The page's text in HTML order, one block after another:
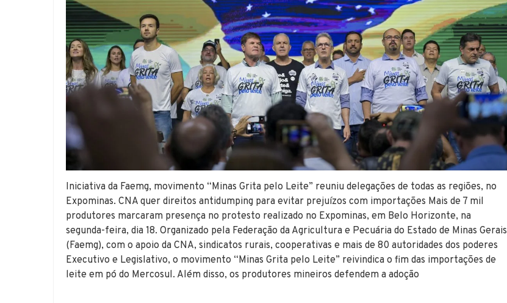
Iniciativa da Faemg, movimento “Minas Grita pelo Leite” reuniu delegações de todas as regiões, no
Expominas. CNA quer direitos antidumping para evitar prejuízos com importações Mais de 7 mil
produtores marcaram presença no protesto realizado no Expominas, em Belo Horizonte, na
segunda-feira, dia 18. Organizado pela Federação da Agricultura e Pecuária do Estado de Minas Gerais
(Faemg), com o apoio da CNA, sindicatos rurais, cooperativas e mais de 80 autoridades dos poderes
Executivo e Legislativo, o movimento “Minas Grita pelo Leite” reivindica o fim das importações de
leite em pó do Mercosul. Além disso, os produtores mineiros defendem a adoção